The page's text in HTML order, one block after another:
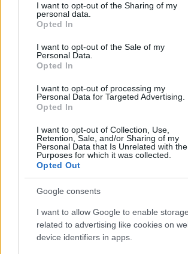
not limited to your visit or usage behaviour.
grant or deny consent to Google and its
use your data for below specified purposes
consent section.
I want to opt-out of the Sharing of my
personal data.
Opted In
I want to opt-out of the Sale of my
Personal Data.
Opted In
I want to opt-out of processing my
Personal Data for Targeted Advertising.
Opted In
I want to opt-out of Collection, Use,
Retention, Sale, and/or Sharing of my
Personal Data that Is Unrelated with the
Purposes for which it was collected.
Opted Out
Google consents
I want to allow Google to enable storage
related to advertising like cookies on
device identifiers in apps.
FORMA-1
Már a nyári